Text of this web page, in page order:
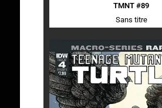
TMNT #89
Sans titre